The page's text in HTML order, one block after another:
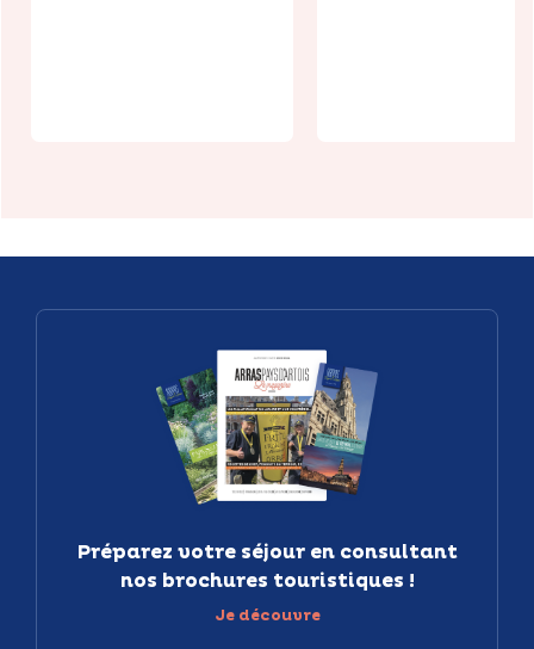
Préparez votre séjour en consultant
nos brochures touristiques !
Je découvre